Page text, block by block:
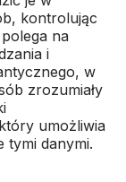
kontrolując
na
i
w
zrozumiały
umożliwia
tymi danymi.